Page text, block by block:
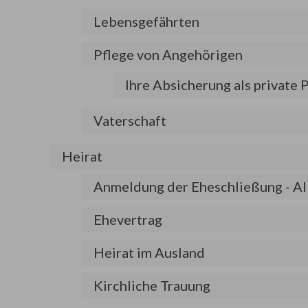
Lebensgefährten
Pflege von Angehörigen
Ihre Absicherung als private
Vaterschaft
Heirat
Anmeldung der Eheschließung -
Ehevertrag
Heirat im Ausland
Kirchliche Trauung